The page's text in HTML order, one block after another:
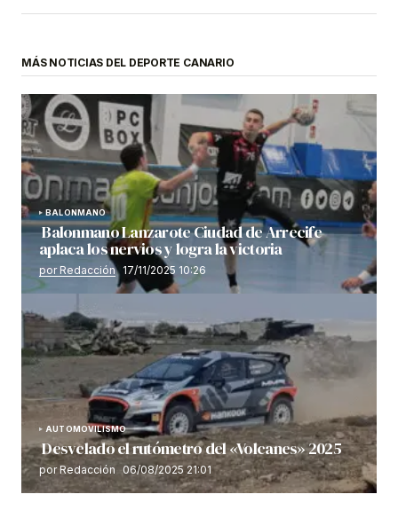
MÁS NOTICIAS DEL DEPORTE CANARIO
BALONMANO
Balonmano Lanzarote Ciudad de Arrecife
aplaca los nervios y logra la victoria
por Redacción 17/11/2025 10:26
AUTOMOVILISMO
Desvelado el rutómetro del «Volcanes» 2025
por Redacción 06/08/2025 21:01